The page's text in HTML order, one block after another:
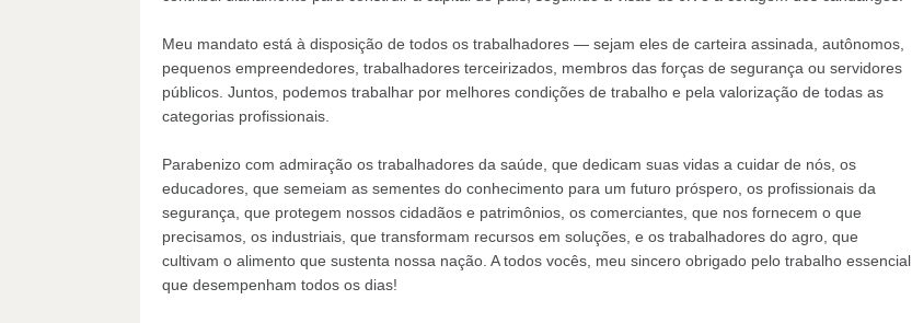
Meu mandato está à disposição de todos os trabalhadores — sejam eles de carteira assinada, autônomos,
pequenos empreendedores, trabalhadores terceirizados, membros das forças de segurança ou servidores
públicos. Juntos, podemos trabalhar por melhores condições de trabalho e pela valorização de todas as
categorias profissionais.
Parabenizo com admiração os trabalhadores da saúde, que dedicam suas vidas a cuidar de nós, os
educadores, que semeiam as sementes do conhecimento para um futuro próspero, os profissionais da
segurança, que protegem nossos cidadãos e patrimônios, os comerciantes, que nos fornecem o que
precisamos, os industriais, que transformam recursos em soluções, e os trabalhadores do agro, que
cultivam o alimento que sustenta nossa nação. A todos vocês, meu sincero obrigado pelo trabalho essencial
que desempenham todos os dias!